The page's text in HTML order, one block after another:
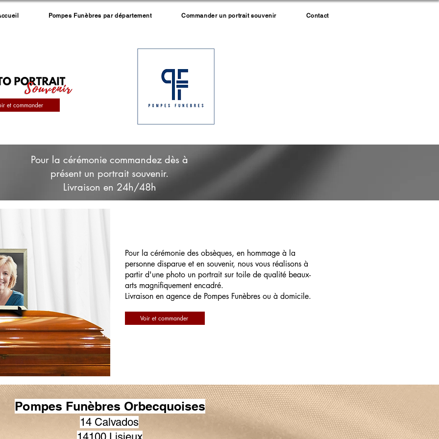
Pompes Funèbres par département Commander un portrait souvenir Contact
et commander
Pour la cérémonie commandez dès à
présent un portrait souvenir.
Livraison en 24h/48h
Pour la cérémonie des obsèques, en hommage à la
personne disparue et en souvenir, nous vous réalisons à
partir d'une photo un portrait sur toile de qualité beaux-
arts magnifiquement encadré.
Livraison en agence de Pompes Funèbres ou à domicile.
Voir et commander
Pompes Funèbres Orbecquoises
14 Calvados